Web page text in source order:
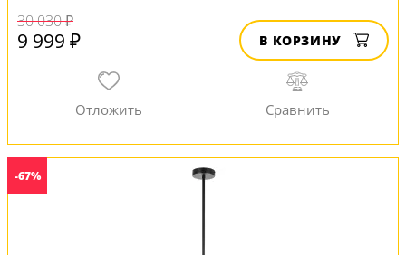
30 030 ₽
9 999 ₽ В КОРЗИНУ
-67%